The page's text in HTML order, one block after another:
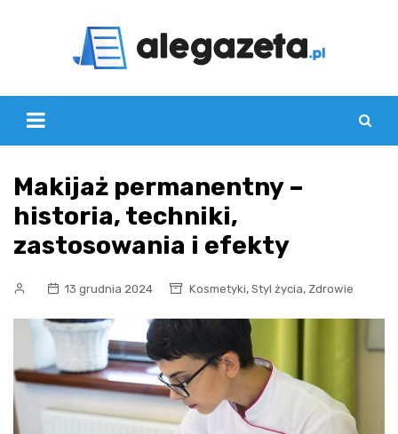
Makijaż permanentny –
historia, techniki,
zastosowania i efekty
13 grudnia 2024 Kosmetyki, Styl życia, Zdrowie